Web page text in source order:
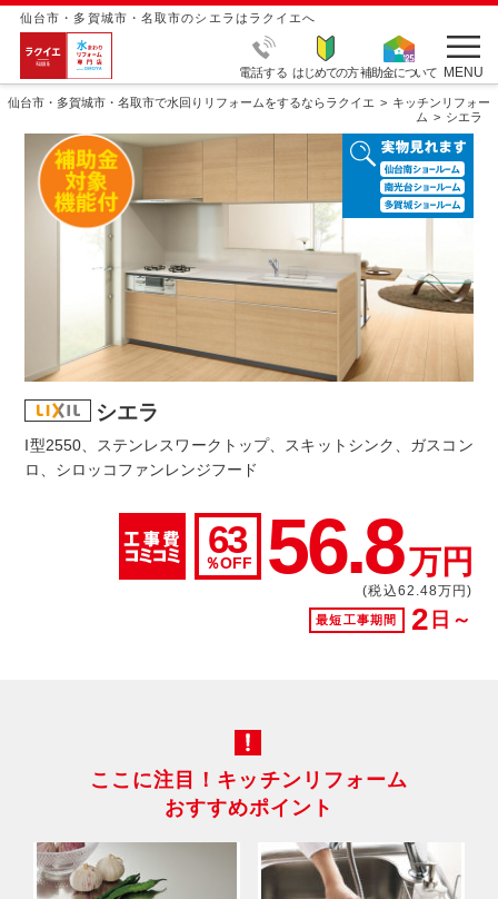
仙台市・多賀城市・名取市のシエラはラクイエへ
電話する はじめての方補助金について MENU
仙台市・多賀城市・名取市で水回りリフォームをするならラクイエ
キッチンリフォー
ム
シエラ
シエラ
I型2550、ステンレスワークトップ、スキットシンク、ガスコン
ロ、シロッコファンレンジフード
63
％OFF 56.8万円
(税込62.48万円)
最短工事期間 2 日～
ここに注目！キッチンリフォーム
おすすめポイント